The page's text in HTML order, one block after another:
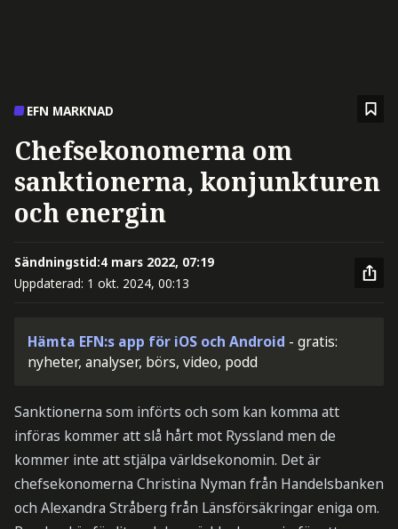
EFN MARKNAD
Chefsekonomerna om
sanktionerna, konjunkturen
och energin
Sändningstid:4 mars 2022, 07:19
Uppdaterad: 1 okt. 2024, 00:13
Hämta EFN:s app för iOS och Android - gratis:
nyheter, analyser, börs, video, podd
Sanktionerna som införts och som kan komma att
införas kommer att slå hårt mot Ryssland men de
kommer inte att stjälpa världsekonomin. Det är
chefsekonomerna Christina Nyman från Handelsbanken
och Alexandra Stråberg från Länsförsäkringar eniga om.